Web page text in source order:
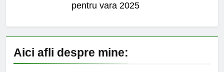
pentru vara 2025
Aici afli despre mine: